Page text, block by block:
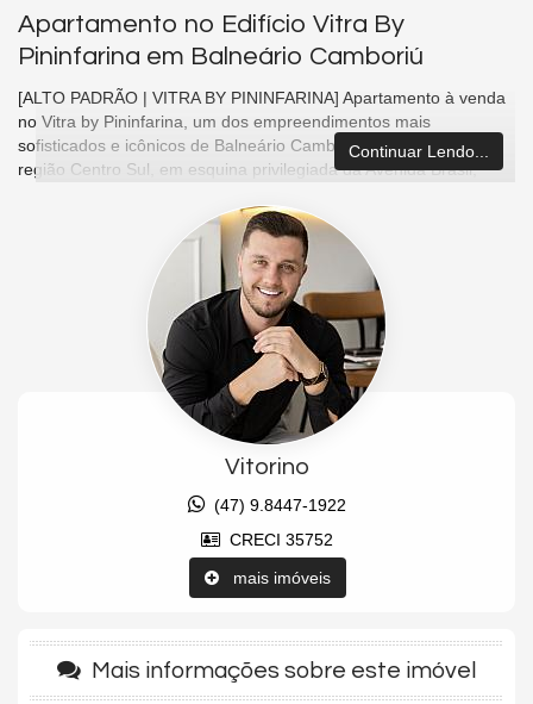
Apartamento no Edifício Vitra By
Pininfarina em Balneário Camboriú
[ALTO PADRÃO | VITRA BY PININFARINA] Apartamento à venda
no Vitra by Pininfarina, um dos empreendimentos mais
sofisticados e icônicos de Balneário Camboriú, localizado na
região Centro Sul, em esquina privilegiada da Avenida Brasil,
e toda a infraestrutura de luxo da cidade. Um projeto exclusivo
assinado pela renomada casa de design italiana Pininfarina,
referência mundial em sofisticação e responsável também pelo
design do icônico Yachthouse Residence Club.
O apartamento possui 171 m² privativos, com uma planta ampla,
moderna e extremamente sofisticada, oferecendo 04 suítes,
sendo 01 suíte master e outras 02 suítes com vista para o mar,
proporcionando exclusividade e conforto em todos os ambientes.
O living integrado conecta sala de estar e sala de jantar em um
espaço elegante e contemporâneo, com excelente iluminação
natural e acabamentos de altíssimo padrão. O imóvel conta ainda
com lavabo, cozinha planejada, área de serviço separada e 03
vagas de garagem privativas.
O Vitra by Pininfarina entrega uma experiência completa de luxo
e exclusividade, com áreas comuns totalmente mobiliadas,
decoradas e equipadas, além de uma infraestrutura de lazer de
adulto e infantil, bar molhado, salão de festas, espaço gourmet,
cinema, academia completa, quadra poliesportiva, playground,
brinquedoteca, sala de jogos, sauna seca e úmida, praça de
Continuar Lendo...
Vitorino
(47) 9.8447-1922
CRECI 35752
mais imóveis
Mais informações sobre este imóvel